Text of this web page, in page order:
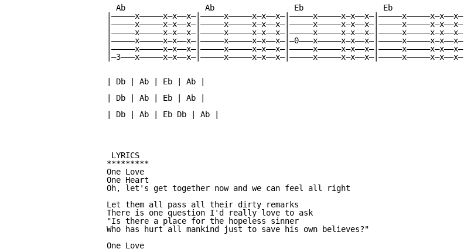
  Ab                 Ab                 Eb                 Eb
|—————x—————x—x——x—|—————x—————x—x——x—|—————x—————x—x——x—|—————x—————x—x——x—|
|—————x—————x—x——x—|—————x—————x—x——x—|—————x—————x—x——x—|—————x—————x—x——x—|
|—————x—————x—x——x—|—————x—————x—x——x—|—————x—————x—x——x—|—————x—————x—x——x—|
|—————x—————x—x——x—|—————x—————x—x——x—|—0———x—————x—x——x—|—————x—————x—x——x—|
|—————x—————x—x——x—|—————x—————x—x——x—|—————x—————x—x——x—|—————x—————x—x——x—|
|—3———x—————x—x——x—|—————x—————x—x——x—|—————x—————x—x——x—|—————x—————x—x——x—|
| Db | Ab | Eb | Ab |
| Db | Ab | Eb | Ab |
| Db | Ab | Eb Db | Ab |
LYRICS
*********
One Love
One Heart
Oh, let's get together now and we can feel all right
Let them all pass all their dirty remarks
There is one question I'd really love to ask
"Is there a place for the hopeless sinner
Who has hurt all mankind just to save his own believes?"
One Love